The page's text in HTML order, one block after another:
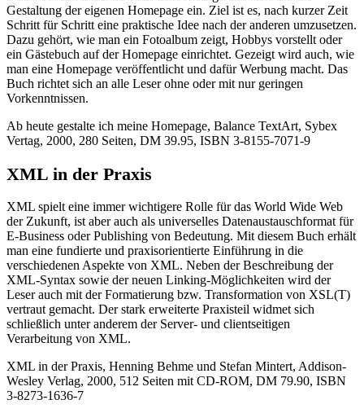
Gestaltung der eigenen Homepage ein. Ziel ist es, nach kurzer Zeit
Schritt für Schritt eine praktische Idee nach der anderen umzusetzen.
Dazu gehört, wie man ein Fotoalbum zeigt, Hobbys vorstellt oder
ein Gästebuch auf der Homepage einrichtet. Gezeigt wird auch, wie
man eine Homepage veröffentlicht und dafür Werbung macht. Das
Buch richtet sich an alle Leser ohne oder mit nur geringen
Vorkenntnissen.
Ab heute gestalte ich meine Homepage, Balance TextArt, Sybex
Vertag, 2000, 280 Seiten, DM 39.95, ISBN 3-8155-7071-9
XML in der Praxis
XML spielt eine immer wichtigere Rolle für das World Wide Web
der Zukunft, ist aber auch als universelles Datenaustauschformat für
E-Business oder Publishing von Bedeutung. Mit diesem Buch erhält
man eine fundierte und praxisorientierte Einführung in die
verschiedenen Aspekte von XML. Neben der Beschreibung der
XML-Syntax sowie der neuen Linking-Möglichkeiten wird der
Leser auch mit der Formatierung bzw. Transformation von XSL(T)
vertraut gemacht. Der stark erweiterte Praxisteil widmet sich
schließlich unter anderem der Server- und clientseitigen
Verarbeitung von XML.
XML in der Praxis, Henning Behme und Stefan Mintert, Addison-
Wesley Verlag, 2000, 512 Seiten mit CD-ROM, DM 79.90, ISBN
3-8273-1636-7